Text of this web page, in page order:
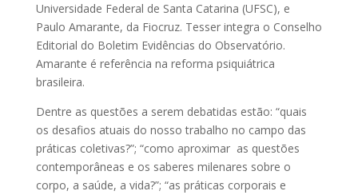
Universidade Federal de Santa Catarina (UFSC), e
Paulo Amarante, da Fiocruz. Tesser integra o Conselho
Editorial do Boletim Evidências do Observatório.
Amarante é referência na reforma psiquiátrica
brasileira.
Dentre as questões a serem debatidas estão: “quais
os desafios atuais do nosso trabalho no campo das
práticas coletivas?”; “como aproximar as questões
contemporâneas e os saberes milenares sobre o
corpo, a saúde, a vida?”; “as práticas corporais e